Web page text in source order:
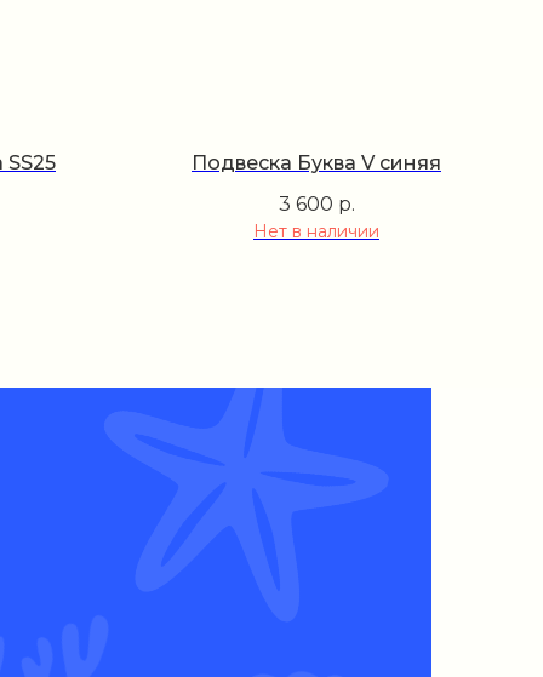
Подвеска Буква V синяя
3 600 р.
Нет в наличии